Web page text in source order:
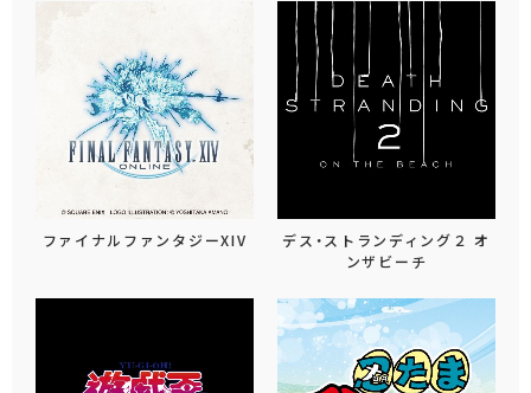
ファイナルファンタジーXIV
デス・ストランディング２ オ
ンザビーチ